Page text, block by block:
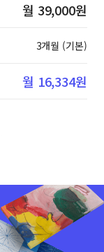
월 39,000원
3개월 (기본)
월 16,334원